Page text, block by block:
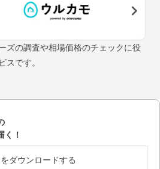
ズの調査や相場価格のチェックに役
スです。
く！
ダウンロードする